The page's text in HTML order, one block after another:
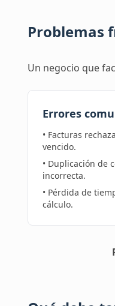
Problemas
Un negocio que
Errores
• Facturas
vencido.
• Duplicación de
incorrecta.
• Pérdida de
cálculo.